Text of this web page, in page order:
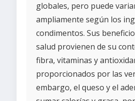
globales, pero puede
ampliamente según los
condimentos. Sus
salud provienen de su
fibra, vitaminas y
proporcionados por las
embargo, el queso y el